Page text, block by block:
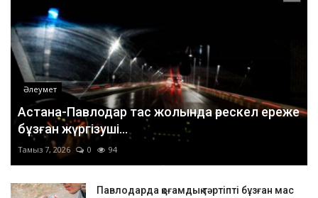
Әлеумет
Астана-Павлодар тас жолында өрескел ереже
бұзған жүргізуші...
Тамыз 7, 2026 0 94
Павлодарда қоғамдық тәртіпті бұзған мас